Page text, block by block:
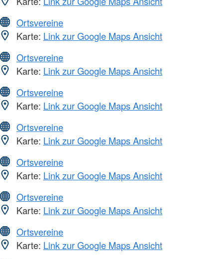
Ortsvereine
Karte: Link zur Google Maps Ansicht
Ortsvereine
Karte: Link zur Google Maps Ansicht
Ortsvereine
Karte: Link zur Google Maps Ansicht
Ortsvereine
Karte: Link zur Google Maps Ansicht
Ortsvereine
Karte: Link zur Google Maps Ansicht
Ortsvereine
Karte: Link zur Google Maps Ansicht
Ortsvereine
Karte: Link zur Google Maps Ansicht